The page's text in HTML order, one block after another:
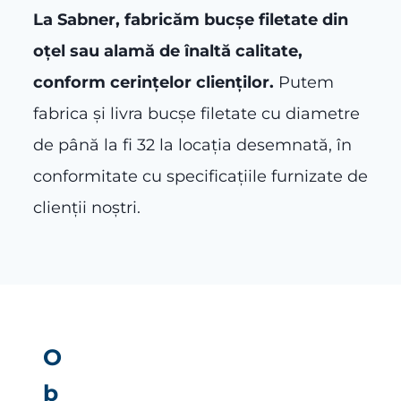
La Sabner, fabricăm bucșe filetate din
oțel sau alamă de înaltă calitate,
conform cerințelor clienților. Putem
fabrica și livra bucșe filetate cu diametre
de până la fi 32 la locația desemnată, în
conformitate cu specificațiile furnizate de
clienții noștri.
O
b